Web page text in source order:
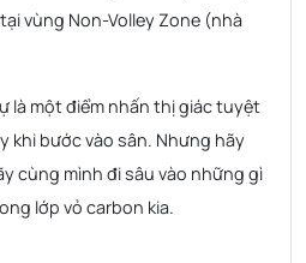
vùng Non-Volley Zone (nhà
là một điểm nhấn thị giác tuyệt
khi bước vào sân. Nhưng hãy
cùng mình đi sâu vào những gì
lớp vỏ carbon kia.